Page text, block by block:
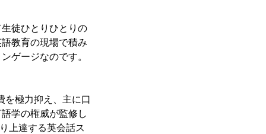
徒ひとりひとりの
教育の現場で積み
ゲージなのです。
を極力抑え、主に口
学の権威が監修し
上達する英会話ス